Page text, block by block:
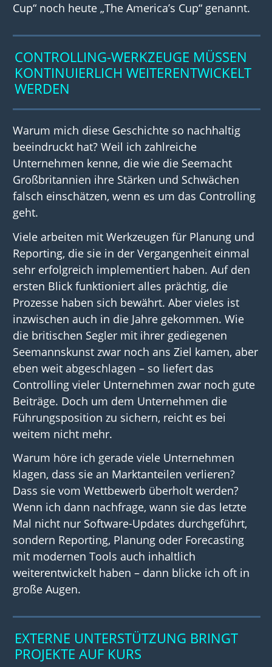
Cup“ noch heute „The America’s Cup“ genannt.
CONTROLLING-WERKZEUGE MÜSSEN
KONTINUIERLICH WEITERENTWICKELT
WERDEN
Warum mich diese Geschichte so nachhaltig
beeindruckt hat? Weil ich zahlreiche
Unternehmen kenne, die wie die Seemacht
Großbritannien ihre Stärken und Schwächen
falsch einschätzen, wenn es um das Controlling
geht.
Viele arbeiten mit Werkzeugen für Planung und
Reporting, die sie in der Vergangenheit einmal
sehr erfolgreich implementiert haben. Auf den
ersten Blick funktioniert alles prächtig, die
Prozesse haben sich bewährt. Aber vieles ist
inzwischen auch in die Jahre gekommen. Wie
die britischen Segler mit ihrer gediegenen
Seemannskunst zwar noch ans Ziel kamen, aber
eben weit abgeschlagen – so liefert das
Controlling vieler Unternehmen zwar noch gute
Beiträge. Doch um dem Unternehmen die
Führungsposition zu sichern, reicht es bei
weitem nicht mehr.
Warum höre ich gerade viele Unternehmen
klagen, dass sie an Marktanteilen verlieren?
Dass sie vom Wettbewerb überholt werden?
Wenn ich dann nachfrage, wann sie das letzte
Mal nicht nur Software-Updates durchgeführt,
sondern Reporting, Planung oder Forecasting
mit modernen Tools auch inhaltlich
weiterentwickelt haben – dann blicke ich oft in
große Augen.
EXTERNE UNTERSTÜTZUNG BRINGT
PROJEKTE AUF KURS